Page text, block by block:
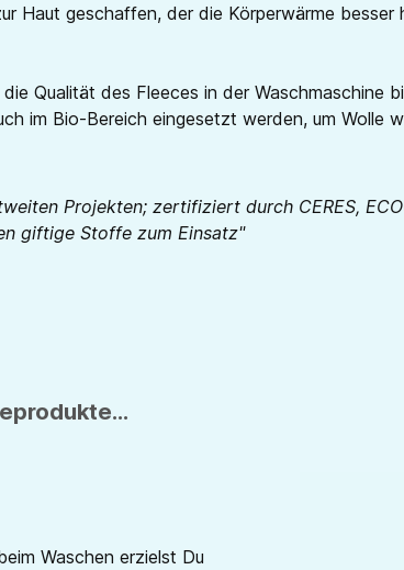
Haut geschaffen, der die Körperwärme
Qualität des Fleeces in der Waschmaschine
im Bio-Bereich eingesetzt werden, um Wolle
Projekten; zertifiziert durch CERES,
giftige Stoffe zum Einsatz"
Waschen erzielst Du